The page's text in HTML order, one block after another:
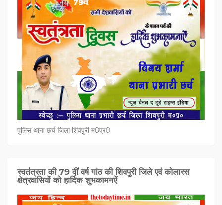
पुलिस थाना छर्च जिला शिवपुरी म0प्र0
स्वतंत्रता की 79 वीं वर्ष गांठ की शिवपुरी जिले एवं कोलारस
क्षेत्रवासियों को हार्दिक शुभकामनऐं